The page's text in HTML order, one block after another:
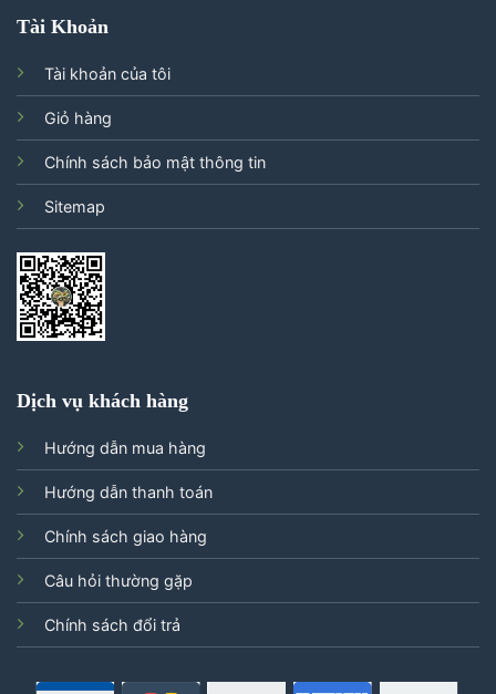
Tài Khoản
Tài khoản của tôi
Giỏ hàng
Chính sách bảo mật thông tin
Sitemap
Dịch vụ khách hàng
Hướng dẫn mua hàng
Hướng dẫn thanh toán
Chính sách giao hàng
Câu hỏi thường gặp
Chính sách đổi trả